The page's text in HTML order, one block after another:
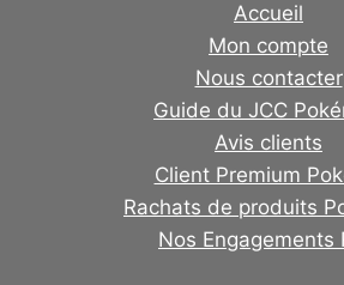
Accueil
Mon compte
Nous contacter
Guide du JCC
Avis clients
Client Premium
Rachats de produits
Nos Engagements